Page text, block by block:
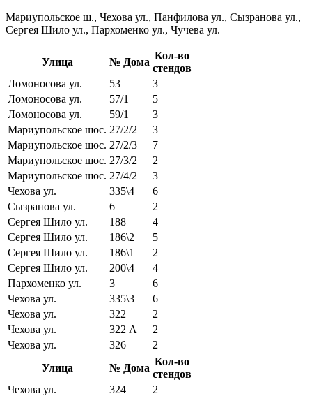
Мариупольское ш., Чехова ул., Панфилова ул., Сызранова ул.,
Сергея Шило ул., Пархоменко ул., Чучева ул.
Улица № Дома
Кол-во
стендов
Ломоносова ул.
53
3
Ломоносова ул.
57/1
5
Ломоносова ул.
59/1
3
Мариупольское шос. 27/2/2
3
Мариупольское шос. 27/2/3
7
Мариупольское шос. 27/3/2
2
Мариупольское шос. 27/4/2
3
Чехова ул.
335\4
6
Сызранова ул.
6
2
Сергея Шило ул.
188
4
Сергея Шило ул.
186\2
5
Сергея Шило ул.
186\1
2
Сергея Шило ул.
200\4
4
Пархоменко ул.
3
6
Чехова ул.
335\3
6
Чехова ул.
322
2
Чехова ул.
322 А
2
Чехова ул.
326
2
Улица
№ Дома
Кол-во
стендов
Чехова ул.
324
2